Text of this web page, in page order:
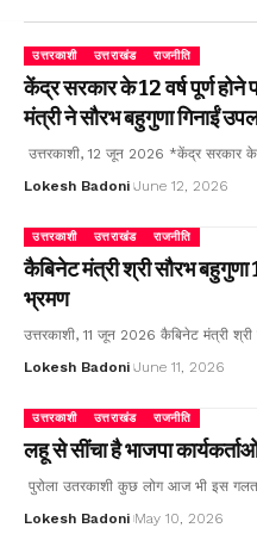
उत्तरकाशी उत्तराखंड राजनीति
केंद्र सरकार के 12 वर्ष पूर्ण होने
मंत्री ने सौरभ बहुगुणा गिनाईं
उत्तरकाशी, 12 जून 2026 *केंद्र सरकार के
Lokesh Badoni June 12, 2026
उत्तरकाशी उत्तराखंड राजनीति
कैबिनेट मंत्री श्री सौरभ
भ्रमण
उत्तरकाशी, 11 जून 2026 कैबिनेट मंत्री
Lokesh Badoni June 11, 2026
उत्तरकाशी उत्तराखंड राजनीति
लहू से सींचा है भाजपा
पुरोला उतरकाशी कुछ लोग आज भी इस
Lokesh Badoni May 10, 2026